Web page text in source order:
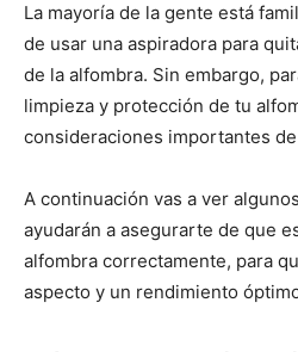
La mayoría de la gente está
de usar una aspiradora para
de la alfombra. Sin embargo,
limpieza y protección de tu
consideraciones importantes
A continuación vas a ver
ayudarán a asegurarte de que
alfombra correctamente, para
aspecto y un rendimiento